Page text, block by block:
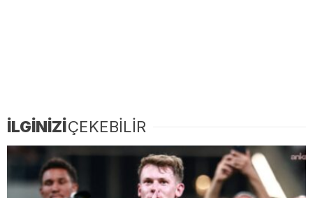
İLGİNİZİÇEKEBİLİR